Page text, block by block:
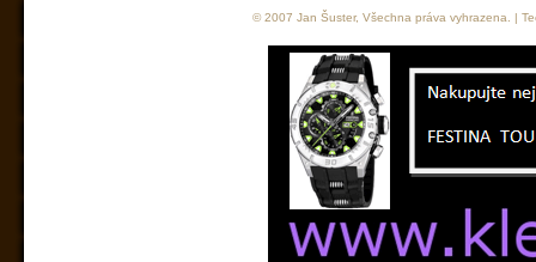
© 2007 Jan Šuster, Všechna práva vyhrazena. |